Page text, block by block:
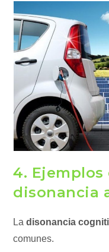
4.
disonancia
Ladisonancia
comunes.